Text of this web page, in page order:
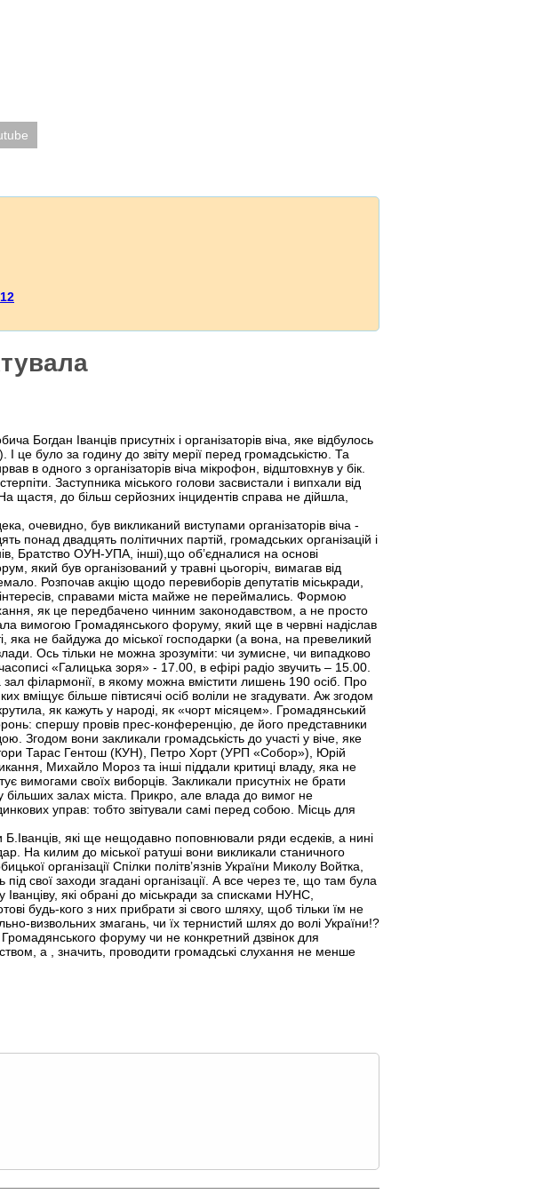
12
Богдан Іванців присутніх і організаторів віча, яке відбулось
це було за годину до звіту мерії перед громадськістю. Та
в одного з організаторів віча мікрофон, відштовхнув у бік.
Заступника міського голови засвистали і випхали від
щастя, до більш серйозних інцидентів справа не дійшла,
очевидно, був викликаний виступами організаторів віча -
двадцять політичних партій, громадських організацій і
Братство ОУН-УПА, інші),що об’єдналися на основі
який був організований у травні цьогоріч, вимагав від
Розпочав акцію щодо перевиборів депутатів міськради,
інтересів, справами міста майже не переймались. Формою
як це передбачено чинним законодавством, а не просто
вимогою Громадянського форуму, який ще в червні надіслав
яка не байдужа до міської господарки (а вона, на превеликий
Ось тільки не можна зрозуміти: чи зумисне, чи випадково
«Галицька зоря» - 17.00, в ефірі радіо звучить – 15.00.
філармонії, в якому можна вмістити лишень 190 осіб. Про
вміщує більше півтисячі осіб воліли не згадувати. Аж згодом
як кажуть у народі, як «чорт місяцем». Громадянський
спершу провів прес-конференцію, де його представники
Згодом вони закликали громадськість до участі у віче, яке
Тарас Гентош (КУН), Петро Хорт (УРП «Собор»), Юрій
Михайло Мороз та інші піддали критиці владу, яка не
вимогами своїх виборців. Закликали присутніх не брати
більших залах міста. Прикро, але влада до вимог не
управ: тобто звітували самі перед собою. Місць для
які ще нещодавно поповнювали ряди есдеків, а нині
На килим до міської ратуші вони викликали станичного
організації Спілки політв’язнів України Миколу Войтка,
свої заходи згадані організації. А все через те, що там була
які обрані до міськради за списками НУНС,
будь-кого з них прибрати зі свого шляху, щоб тільки їм не
визвольних змагань, чи їх тернистий шлях до волі України!?
форуму чи не конкретний дзвінок для
а , значить, проводити громадські слухання не менше